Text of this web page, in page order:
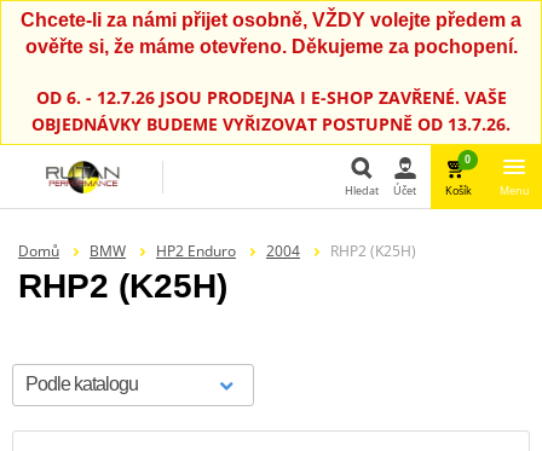
Chcete-li za námi přijet osobně, VŽDY volejte předem a
ověřte si, že máme otevřeno. Děkujeme za pochopení.
OD 6. - 12.7.26 JSOU PRODEJNA I E-SHOP ZAVŘENÉ. VAŠE
OBJEDNÁVKY BUDEME VYŘIZOVAT POSTUPNĚ OD 13.7.26.
Hledat Účet
0
Košík Menu
Domů BMW HP2 Enduro 2004 RHP2 (K25H)
RHP2 (K25H)